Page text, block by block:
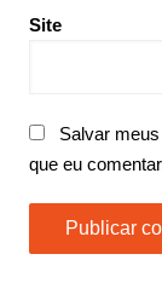
Site
Salvar
que eu